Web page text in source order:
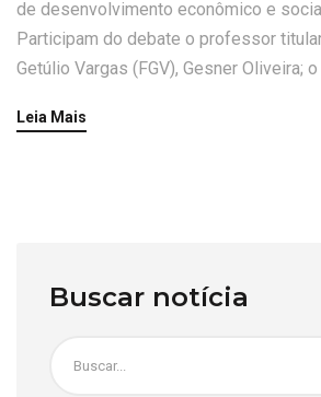
de desenvolvimento econômico e
Participam do debate o professor
Getúlio Vargas (FGV), Gesner Oliveira;
Leia Mais
Buscar notícia